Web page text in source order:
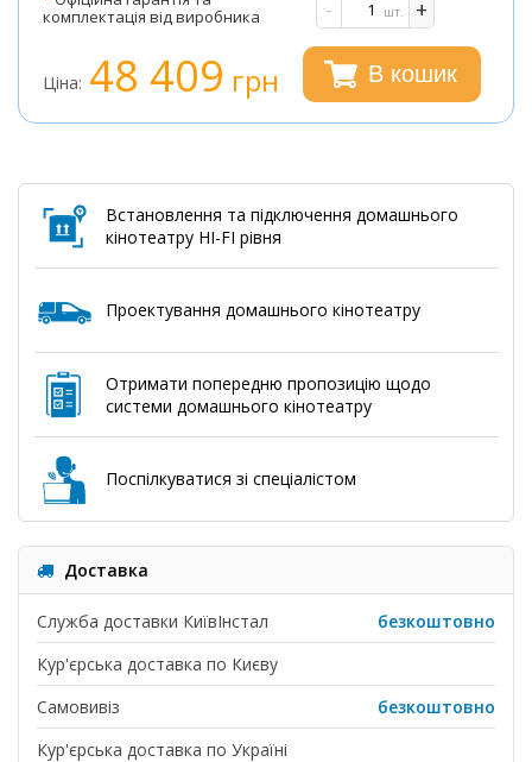
комплектація від виробника
- +
шт.
Ціна: 48 409 грн В кошик
Встановлення та підключення домашнього
кінотеатру HI-FI рівня
Проектування домашнього кінотеатру
Отримати попередню пропозицію щодо
системи домашнього кінотеатру
Поспілкуватися зі спеціалістом
Доставка
Служба доставки КиївІнстал
безкоштовно
Кур'єрська доставка по Києву
Самовивіз
безкоштовно
Кур'єрська доставка по Україні